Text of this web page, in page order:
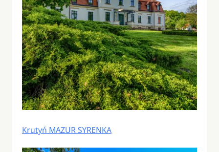
Krutyń MAZUR SYRENKA